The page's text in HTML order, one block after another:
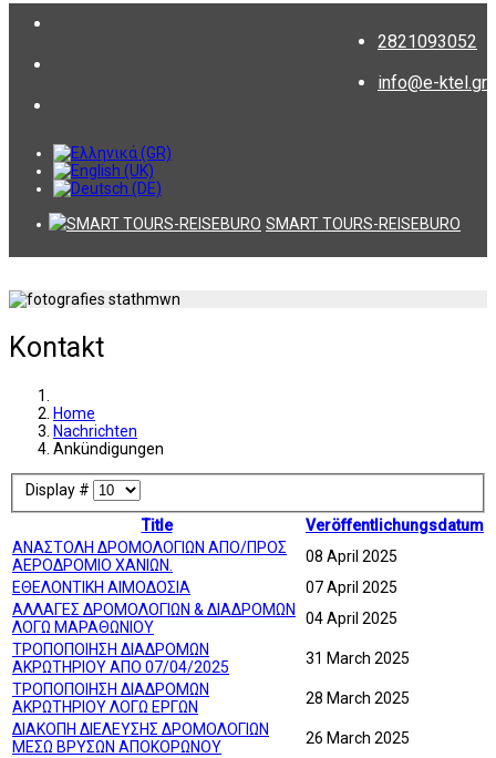
2821093052
info@e-ktel.gr
SMART TOURS-REISEBURO
Kontakt
Home
Nachrichten
Ankündigungen
Display #
Title
Veröffentlichungsdatum
ΑΝΑΣΤΟΛΗ ΔΡΟΜΟΛΟΓΙΩΝ ΑΠΟ/ΠΡΟΣ
ΑΕΡΟΔΡΟΜΙΟ ΧΑΝΙΩΝ.
08 April 2025
ΕΘΕΛΟΝΤΙΚΗ ΑΙΜΟΔΟΣΙΑ
07 April 2025
ΑΛΛΑΓΕΣ ΔΡΟΜΟΛΟΓΙΩΝ & ΔΙΑΔΡΟΜΩΝ
ΛΟΓΩ ΜΑΡΑΘΩΝΙΟΥ
04 April 2025
ΤΡΟΠΟΠΟΙΗΣΗ ΔΙΑΔΡΟΜΩΝ
ΑΚΡΩΤΗΡΙΟΥ ΑΠΟ 07/04/2025
31 March 2025
ΤΡΟΠΟΠΟΙΗΣΗ ΔΙΑΔΡΟΜΩΝ
ΑΚΡΩΤΗΡΙΟΥ ΛΟΓΩ ΕΡΓΩΝ
28 March 2025
ΔΙΑΚΟΠΗ ΔΙΕΛΕΥΣΗΣ ΔΡΟΜΟΛΟΓΙΩΝ
ΜΕΣΩ ΒΡΥΣΩΝ ΑΠΟΚΟΡΩΝΟΥ
26 March 2025